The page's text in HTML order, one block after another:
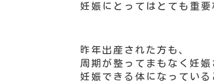
妊娠にとってはとても重要
昨年出産された方も、
周期が整ってまもなく妊娠
妊娠できる体になってい